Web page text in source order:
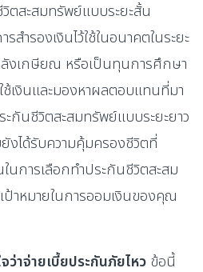
ตสะสมทรัพย์แบบระยะสั้น
ำรองเงินไว้ใช้ในอนาคตในระยะ
ลังเกษียณ หรือเป็นทุนการศึกษา
ช้เงินและมองหาผลตอบแทนที่มา
ะกันชีวิตสะสมทรัพย์แบบระยะยาว
งได้รับความคุ้มครองชีวิตที่
นการเลือกทำประกันชีวิตสะสม
าหมายในการออมเงินของคุณ
ว่าจ่ายเบี้ยประกันภัยไหว ข้อนี้